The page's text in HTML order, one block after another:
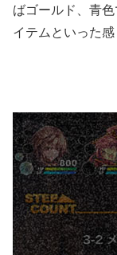
ばゴールド、青
イテムといった感